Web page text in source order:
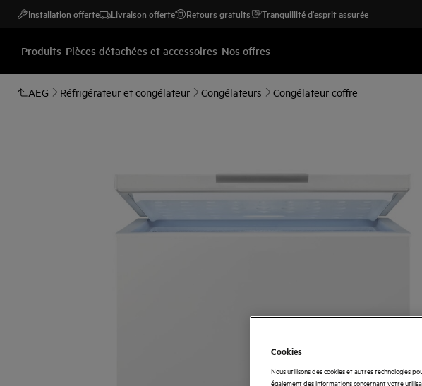
Installation offerte Livraison offerte Retours gratuits Tranquillité d'esprit assurée
Produits Pièces détachées et accessoires Nos offres
AEG Réfrigérateur et congélateur Congélateurs Congélateur coffre
Cookies
Nous utilisons des cookies et autres technologies
également des informations concernant votre